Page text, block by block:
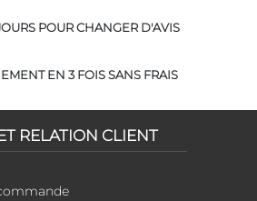
POUR CHANGER D'AVIS
EN 3 FOIS SANS FRAIS
RELATION CLIENT